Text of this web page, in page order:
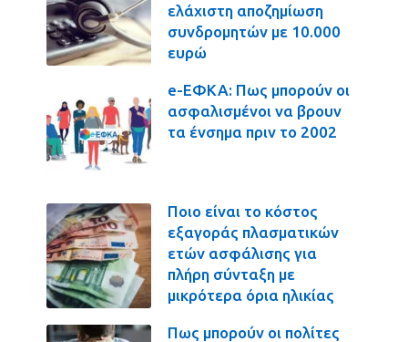
ελάχιστη αποζημίωση
συνδρομητών με 10.000
ευρώ
e-ΕΦΚΑ: Πως μπορούν οι
ασφαλισμένοι να βρουν
τα ένσημα πριν το 2002
Ποιο είναι το κόστος
εξαγοράς πλασματικών
ετών ασφάλισης για
πλήρη σύνταξη με
μικρότερα όρια ηλικίας
Πως μπορούν οι πολίτες